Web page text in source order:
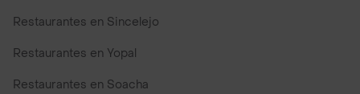
Restaurantes en Sincelejo
Restaurantes en Yopal
Restaurantes en Soacha